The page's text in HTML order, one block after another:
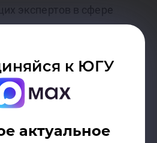
к ЮГУ
актуальное
экспертов в сфере
общества, –